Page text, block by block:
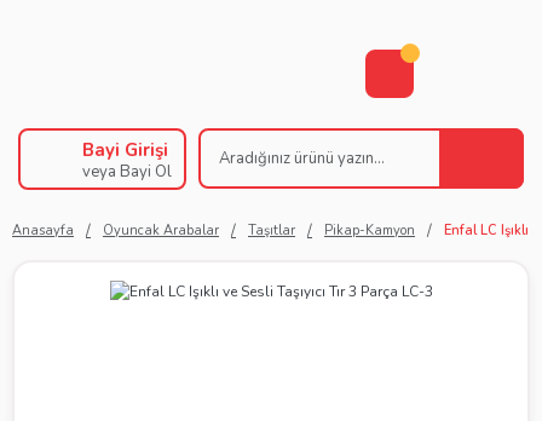
Bayi Girişi
veya Bayi Ol
Anasayfa Oyuncak Arabalar Taşıtlar Pikap-Kamyon Enfal LC Işıklı